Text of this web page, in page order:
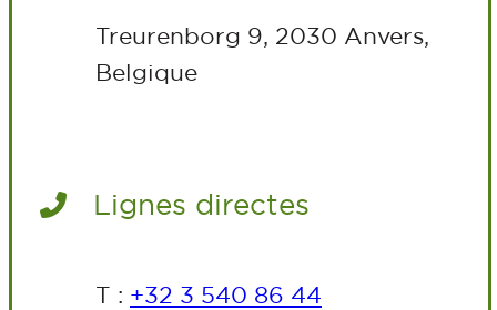
Treurenborg 9, 2030 Anvers,
Belgique
Lignes directes
T : +32 3 540 86 44